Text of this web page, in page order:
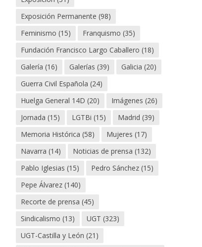
Exposición Permanente (98)
Feminismo (15) Franquismo (35)
Fundación Francisco Largo Caballero (18)
Galería (16) Galerías (39) Galicia (20)
Guerra Civil Española (24)
Huelga General 14D (20) Imágenes (26)
Jornada (15) LGTBi (15) Madrid (39)
Memoria Histórica (58) Mujeres (17)
Navarra (14) Noticias de prensa (132)
Pablo Iglesias (15) Pedro Sánchez (15)
Pepe Álvarez (140)
Recorte de prensa (45)
Sindicalismo (13) UGT (323)
UGT-Castilla y León (21)